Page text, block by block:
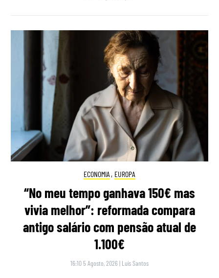
ECONOMIA , EUROPA
“No meu tempo ganhava 150€ mas
vivia melhor”: reformada compara
antigo salário com pensão atual de
1.100€
16:10 5 Agosto, 2026 | Luís Santos